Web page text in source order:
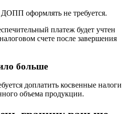
оформлять не требуется.
платеж будет учтен
счете после завершения
больше
доплатить косвенные налоги
объема продукции.